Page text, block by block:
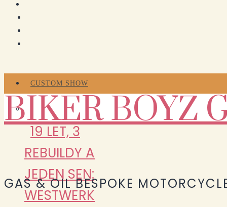
CUSTOM SHOW
19 LET, 3
REBUILDY A
JEDEN SEN:
WESTWERK
BIKER BOYZ
GAS & OIL BESPOKE